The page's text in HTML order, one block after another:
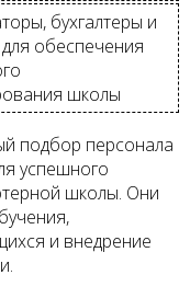
бухгалтеры и
обеспечения
школы
подбор персонала
успешного
школы. Они
и внедрение